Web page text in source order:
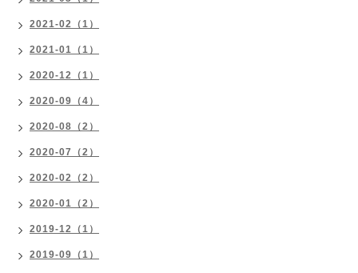
2021-02（1）
2021-01（1）
2020-12（1）
2020-09（4）
2020-08（2）
2020-07（2）
2020-02（2）
2020-01（2）
2019-12（1）
2019-09（1）